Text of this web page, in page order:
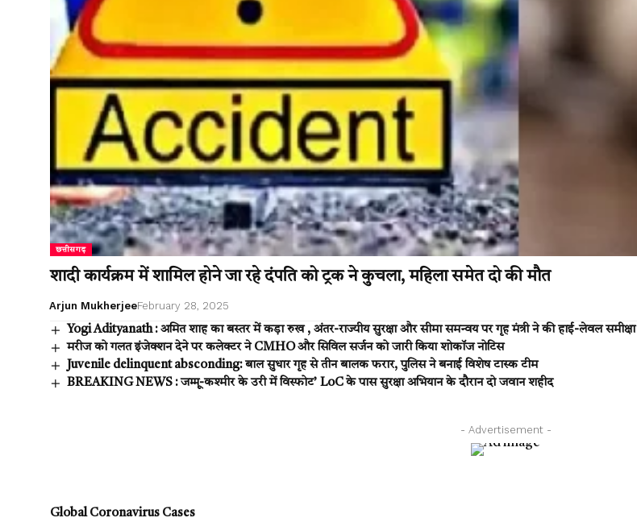
छत्तीसगढ़
शादी कार्यक्रम में शामिल होने जा रहे दंपति को ट्रक ने कुचला, महिला समेत दो की मौत
Arjun MukherjeeFebruary 28, 2025
Yogi Adityanath : अमित शाह का बस्तर में कड़ा रुख , अंतर-राज्यीय सुरक्षा और सीमा समन्वय पर गृह मंत्री ने की हाई-लेवल समीक्षा
मरीज को गलत इंजेक्शन देने पर कलेक्टर ने CMHO और सिविल सर्जन को जारी किया शोकॉज नोटिस
Juvenile delinquent absconding: बाल सुधार गृह से तीन बालक फरार, पुलिस ने बनाई विशेष टास्क टीम
BREAKING NEWS : जम्मू-कश्मीर के उरी में विस्फोट’ LoC के पास सुरक्षा अभियान के दौरान दो जवान शहीद
- Advertisement -
Global Coronavirus Cases